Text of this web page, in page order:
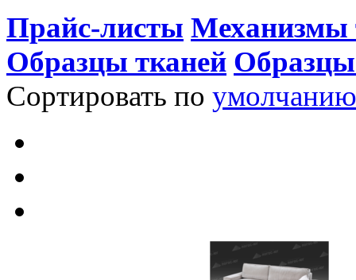
Прайс-листы Механизмы
Образцы тканей
Сортировать по умолчанию